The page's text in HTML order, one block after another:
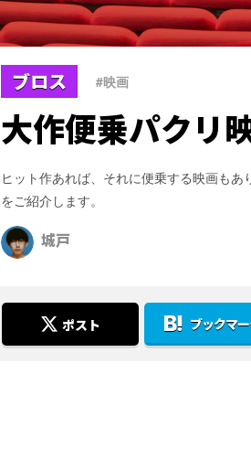
ブロス #映画
大作便乗パクリ
ヒット作あれば、それに便乗する映画も
をご紹介します。
城戸
ポスト ブックマ